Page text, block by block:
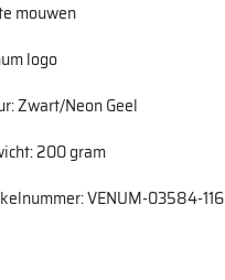
mouwen
logo
Zwart/Neon Geel
200 gram
VENUM-03584-116